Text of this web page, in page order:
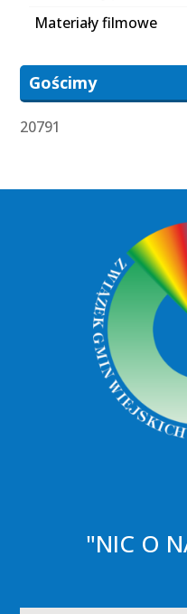
Materiały filmowe
Gościmy
20791
"NIC O